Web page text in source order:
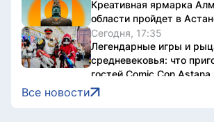
Креативная ярмарка
области пройдет в
Сегодня, 17:35
Легендарные игры и
средневековья: что
гостей Comic Con
Сегодня, 17:24
Главы Центральной Азии
Все новости